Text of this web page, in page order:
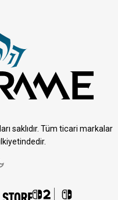
saklıdır. Tüm ticari markalar